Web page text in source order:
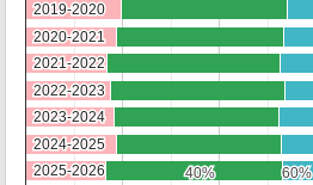
40%
40% 60%
60%
2019-2020
2019-2020
2020-2021
2020-2021
2021-2022
2021-2022
2022-2023
2022-2023
2023-2024
2023-2024
2024-2025
2024-2025
2025-2026
2025-2026